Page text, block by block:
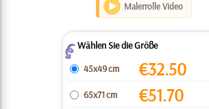
Malerrolle Video
ZWählen Sie die Größe
45x49 cm
€32.50
65x71 cm €51.70